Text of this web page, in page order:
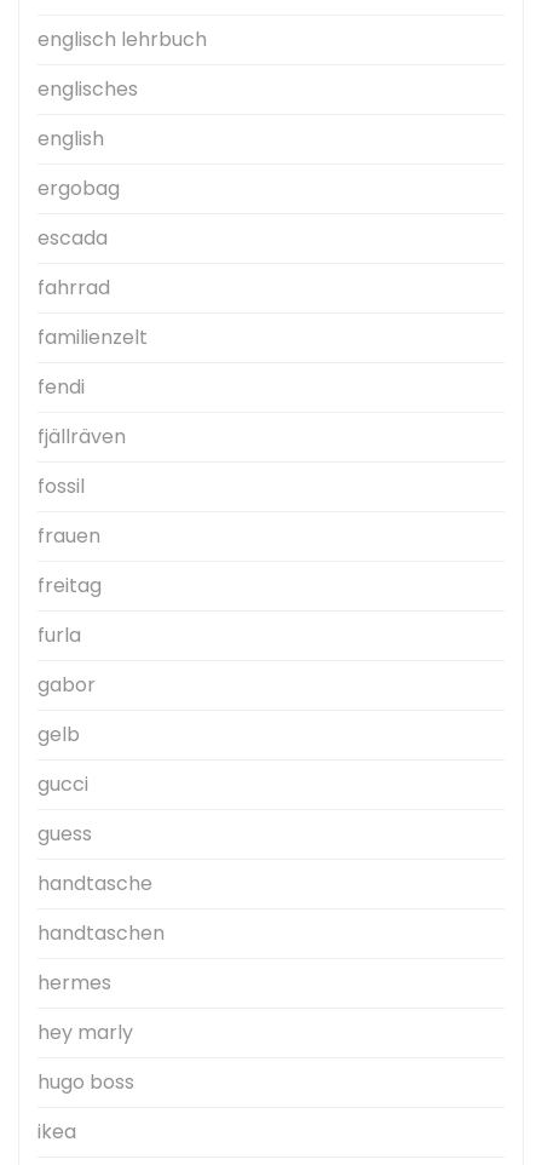
englisch lehrbuch
englisches
english
ergobag
escada
fahrrad
familienzelt
fendi
fjällräven
fossil
frauen
freitag
furla
gabor
gelb
gucci
guess
handtasche
handtaschen
hermes
hey marly
hugo boss
ikea